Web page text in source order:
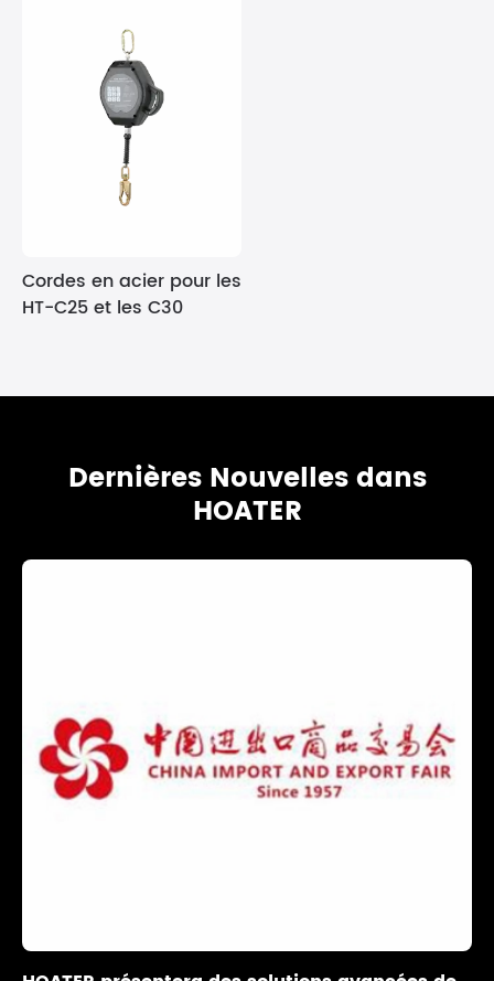
Cordes en acier pour les
HT-C25 et les C30
Dernières Nouvelles dans
HOATER